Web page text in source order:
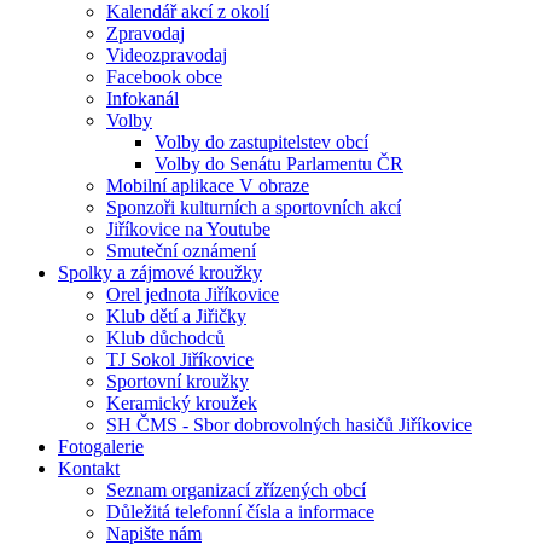
Kalendář akcí z okolí
Zpravodaj
Videozpravodaj
Facebook obce
Infokanál
Volby
Volby do zastupitelstev obcí
Volby do Senátu Parlamentu ČR
Mobilní aplikace V obraze
Sponzoři kulturních a sportovních akcí
Jiříkovice na Youtube
Smuteční oznámení
Spolky a zájmové kroužky
Orel jednota Jiříkovice
Klub dětí a Jiřičky
Klub důchodců
TJ Sokol Jiříkovice
Sportovní kroužky
Keramický kroužek
SH ČMS - Sbor dobrovolných hasičů Jiříkovice
Fotogalerie
Kontakt
Seznam organizací zřízených obcí
Důležitá telefonní čísla a informace
Napište nám